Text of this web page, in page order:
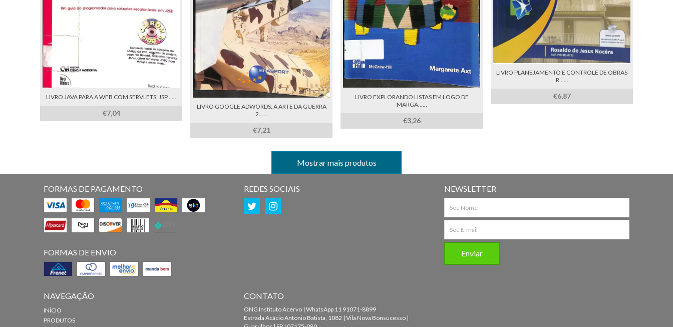
LIVRO JAVA PARA A WEB COM SERVLETS, JSP......
€7,04
LIVRO GOOGLE ADWORDS: A ARTE DA GUERRA
2......
€7,21
LIVRO EXPLORANDO LISTAS EM LOGO DE
MARGA......
€3,26
LIVRO PLANEJAMENTO E CONTROLE DE OBRAS
R......
€6,87
Mostrar mais produtos
FORMAS DE PAGAMENTO
FORMAS DE ENVIO
REDES SOCIAIS NEWSLETTER
NAVEGAÇÃO
INÍCIO
PRODUTOS
CONTATO
ONG Instituto Acervo | WhatsApp 11 91071-8899
Estrada Acácio Antonio Batista, 1082 | Vila Nova Bonsucesso |